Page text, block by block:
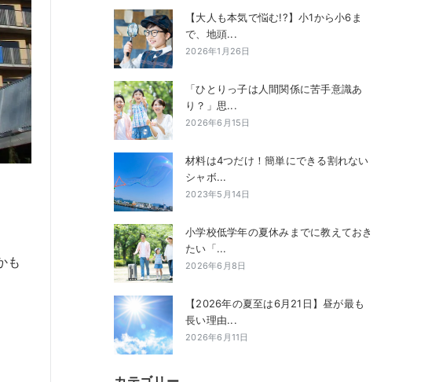
も
【大人も本気で悩む!?】小1から小6ま
で、地頭...
2026年1月26日
「ひとりっ子は人間関係に苦手意識あ
り？」思...
2026年6月15日
材料は4つだけ！簡単にできる割れない
シャボ...
2023年5月14日
小学校低学年の夏休みまでに教えておき
たい「...
2026年6月8日
【2026年の夏至は6月21日】昼が最も
長い理由...
2026年6月11日